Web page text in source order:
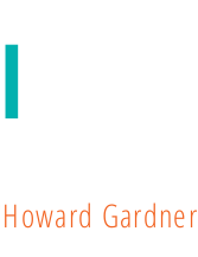
Gardner